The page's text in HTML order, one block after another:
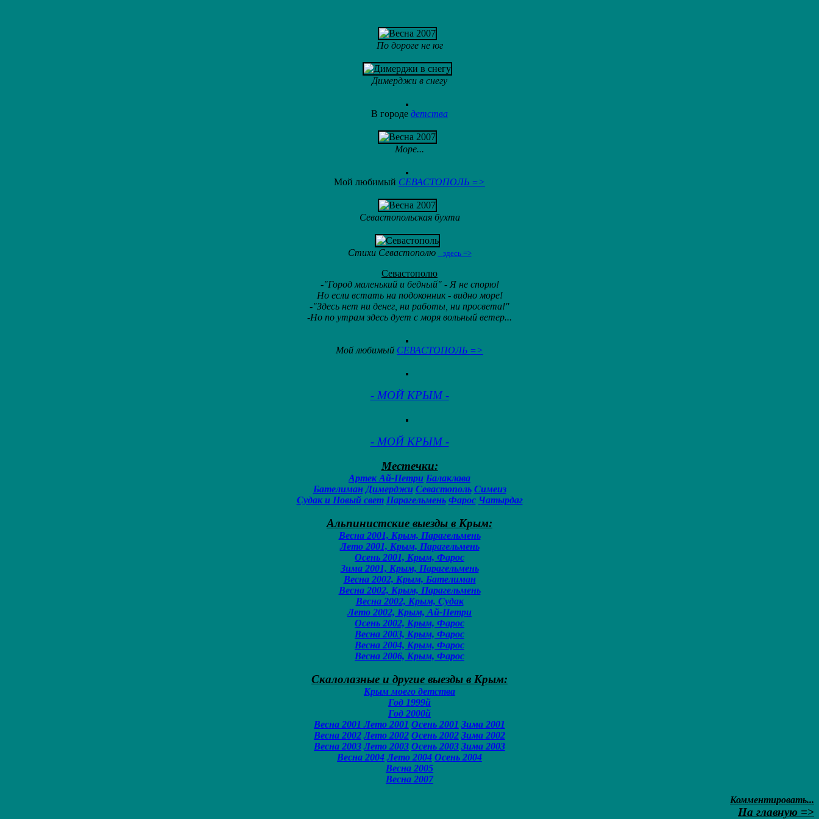
По дороге не юг
Димерджи в снегу
В городе детства
Море...
Мой любимый СЕВАСТОПОЛЬ =>
Севастопольская бухта
Стихи Севастополю здесь =>
Севастополю
-"Город маленький и бедный" - Я не спорю!
Но если встать на подоконник - видно море!
-"Здесь нет ни денег, ни работы, ни просвета!"
-Но по утрам здесь дует с моря вольный ветер...
Мой любимый СЕВАСТОПОЛЬ =>
- МОЙ КРЫМ -
- МОЙ КРЫМ -
Местечки:
АртекАй-Петри Балаклава
Бателиман Димерджи Севастополь Симеиз
Судак и Новый свет Парагельмень Фарос Чатырдаг
Альпинистские выезды в Крым:
Весна 2001, Крым, Парагельмень
Лето 2001, Крым, Парагельмень
Осень 2001, Крым, Фарос
Зима 2001, Крым, Парагельмень
Весна 2002, Крым, Бателиман
Весна 2002, Крым, Парагельмень
Весна 2002, Крым, Судак
Лето 2002, Крым, Ай-Петри
Осень 2002, Крым, Фарос
Весна 2003, Крым, Фарос
Весна 2004, Крым, Фарос
Весна 2006, Крым, Фарос
Скалолазные и другие выезды в Крым:
Крым моего детства
Год 1999й
Год 2000й
Весна 2001Лето 2001 Осень 2001 Зима 2001
Весна 2002 Лето 2002 Осень 2002 Зима 2002
Весна 2003 Лето 2003 Осень 2003 Зима 2003
Весна 2004 Лето 2004 Осень 2004
Весна 2005
Весна 2007
Комментировать...
На главную =>